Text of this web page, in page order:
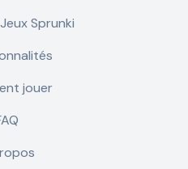
Sprunki
jouer